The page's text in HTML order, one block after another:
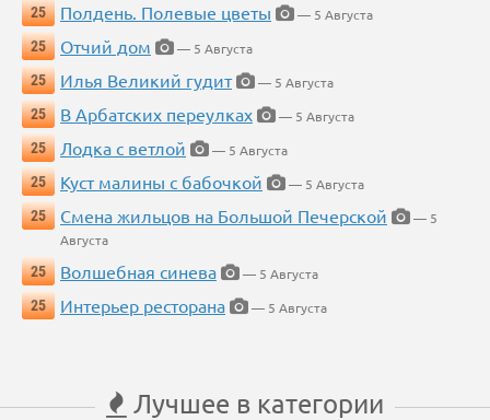
25
Полдень. Полевые цветы
— 5 Августа
25
Отчий дом
— 5 Августа
25
Илья Великий гудит
— 5 Августа
25
В Арбатских переулках
— 5 Августа
25
Лодка с ветлой
— 5 Августа
25
Куст малины с бабочкой
— 5 Августа
25
Смена жильцов на Большой Печерской
— 5
Августа
25
Волшебная синева
— 5 Августа
25
Интерьер ресторана — 5 Августа
Лучшее в категории